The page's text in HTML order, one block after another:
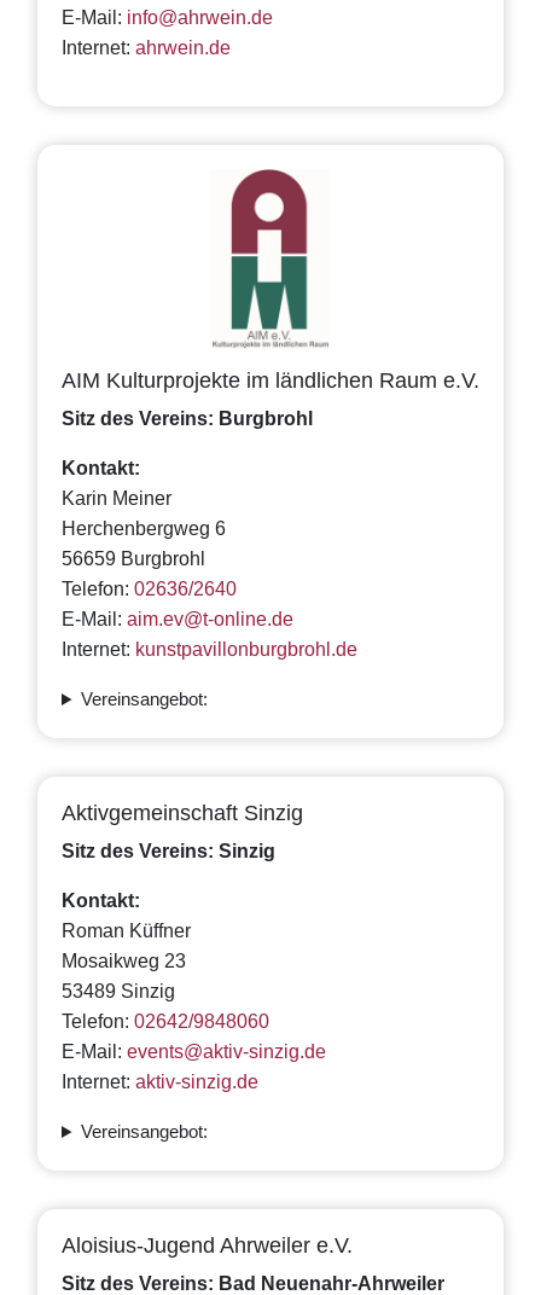
E-Mail: info@ahrwein.de
Internet: ahrwein.de
AIM Kulturprojekte im ländlichen Raum e.V.
Sitz des Vereins: Burgbrohl
Kontakt:
Karin Meiner
Herchenbergweg 6
56659 Burgbrohl
Telefon: 02636/2640
E-Mail: aim.ev@t-online.de
Internet: kunstpavillonburgbrohl.de
Vereinsangebot:
Aktivgemeinschaft Sinzig
Sitz des Vereins: Sinzig
Kontakt:
Roman Küffner
Mosaikweg 23
53489 Sinzig
Telefon: 02642/9848060
E-Mail: events@aktiv-sinzig.de
Internet: aktiv-sinzig.de
Vereinsangebot:
Aloisius-Jugend Ahrweiler e.V.
Sitz des Vereins: Bad Neuenahr-Ahrweiler